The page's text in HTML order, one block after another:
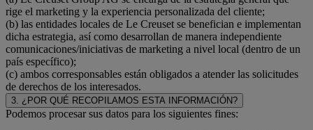
rige el marketing y la experiencia personalizada del cliente;
(b) las entidades locales de Le Creuset se benefician e implementan
dicha estrategia, así como desarrollan de manera independiente
comunicaciones/iniciativas de marketing a nivel local (dentro de un
país específico);
(c) ambos corresponsables están obligados a atender las solicitudes
de derechos de los interesados.
3. ¿POR QUÉ RECOPILAMOS ESTA INFORMACIÓN?
Podemos procesar sus datos para los siguientes fines: